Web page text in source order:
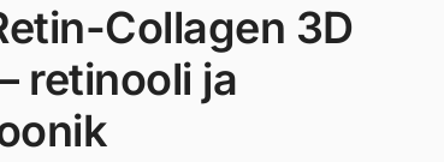
Collagen 3D
retinooli ja